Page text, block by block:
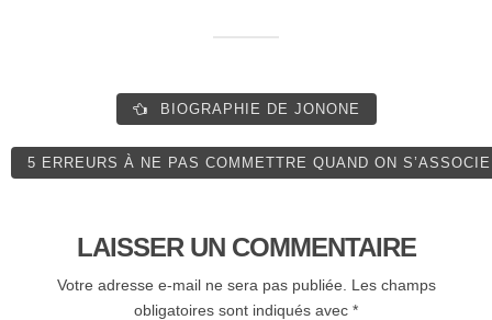
BIOGRAPHIE DE JONONE
5 ERREURS À NE PAS COMMETTRE QUAND ON
LAISSER UN COMMENTAIRE
Votre adresse e-mail ne sera pas publiée.
Les champs
obligatoires sont indiqués avec *